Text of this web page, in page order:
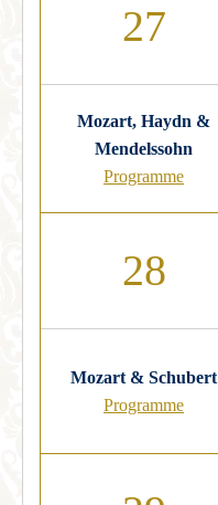
27
Mozart, Haydn &
Mendelssohn
Programme
28
Mozart & Schubert
Programme